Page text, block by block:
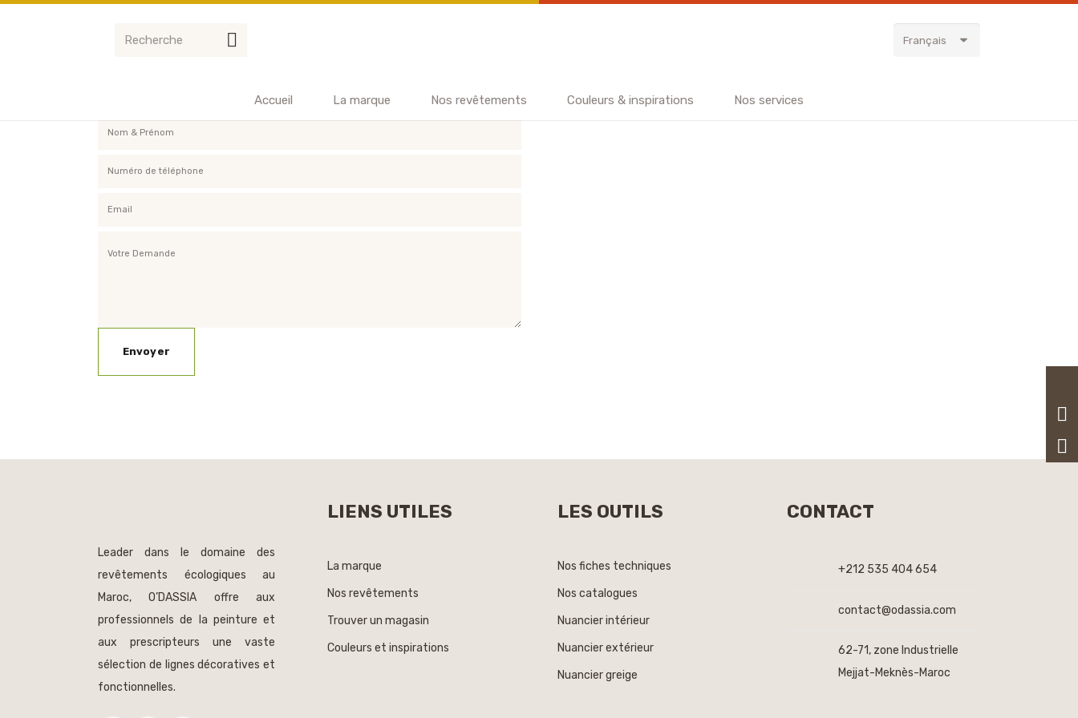
Français
Accueil La marque Nos revêtements Couleurs & inspirations Nos services
Leader dans le domaine des
revêtements écologiques au
Maroc, O’DASSIA offre aux
professionnels de la peinture et
aux prescripteurs une vaste
sélection de lignes décoratives et
fonctionnelles.
LIENS UTILES
La marque
Nos revêtements
Trouver un magasin
Couleurs et inspirations
LES OUTILS
Nos fiches techniques
Nos catalogues
Nuancier intérieur
Nuancier extérieur
Nuancier greige
CONTACT
+212 535 404 654
contact@odassia.com
62-71, zone Industrielle
Mejjat-Meknès-Maroc